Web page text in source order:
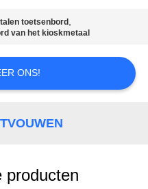
toetsenbord ,
van het kioskmetaal
ONS!
producten